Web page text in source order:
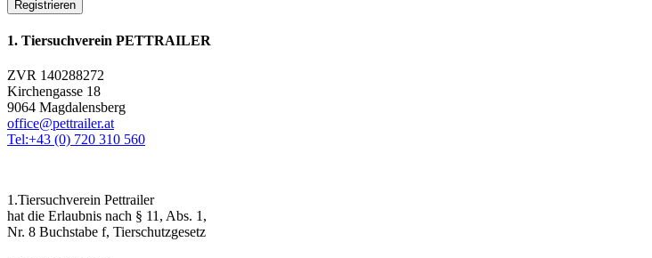
Registrieren
1. Tiersuchverein PETTRAILER
ZVR 140288272
Kirchengasse 18
9064 Magdalensberg
office@pettrailer.at
Tel:+43 (0) 720 310 560
1.Tiersuchverein Pettrailer
hat die Erlaubnis nach § 11, Abs. 1,
Nr. 8 Buchstabe f, Tierschutzgesetz